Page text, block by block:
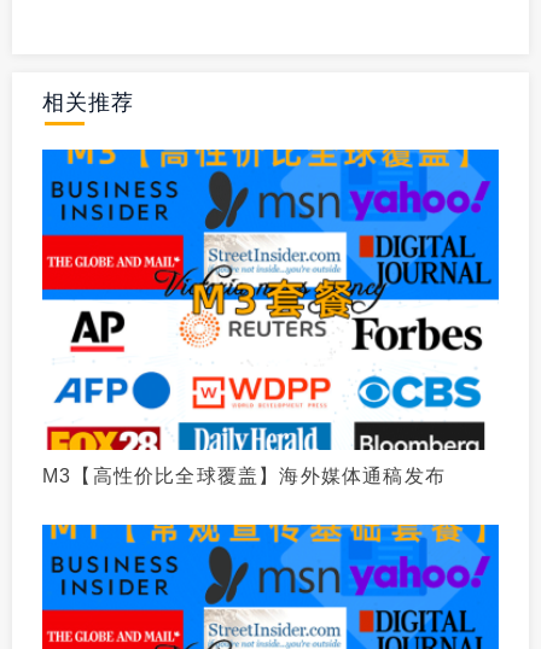
相关推荐
M3【高性价比全球覆盖】海外媒体通稿发布